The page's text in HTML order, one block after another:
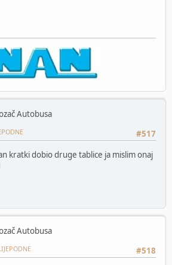
Autobusa
#517
kratki dobio druge tablice ja mislim onaj
Autobusa
#518